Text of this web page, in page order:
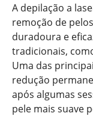
A depilação a
remoção de
duradoura e
tradicionais,
Uma das
redução
após algumas
pele mais suave